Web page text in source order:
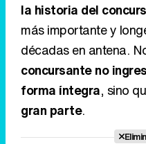
la historia del
más importante y
décadas en antena.
concursante no
forma íntegra, sino
gran parte.